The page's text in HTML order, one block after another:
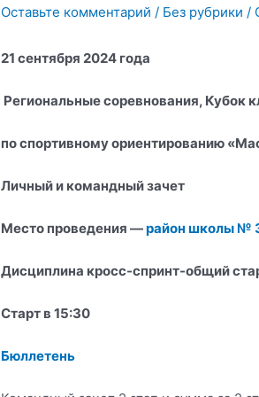
Оставьте комментарий / Без рубрики /
21 сентября 2024 года
Региональные соревнования, Кубок
по спортивному ориентированию
Личный и командный зачет
Место проведения —район школы №
Дисциплина кросс-спринт-общий
Старт в 15:30
Бюллетень